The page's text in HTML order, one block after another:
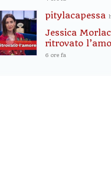
pitylacapessa
Jessica
ritrovato
6 ore fa